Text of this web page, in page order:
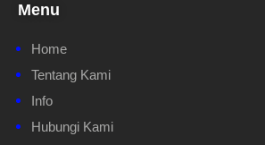
Menu
Home
Tentang Kami
Info
Hubungi Kami